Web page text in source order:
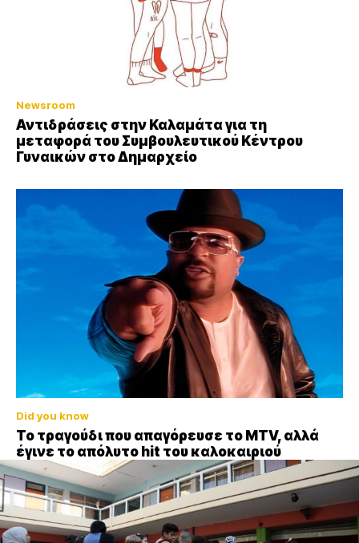
Newsroom
Αντιδράσεις στην Καλαμάτα για τη
μεταφορά του Συμβουλευτικού Κέντρου
Γυναικών στο Δημαρχείο
Did you know
Το τραγούδι που απαγόρευσε το MTV, αλλά
έγινε το απόλυτο hit του καλοκαιριού